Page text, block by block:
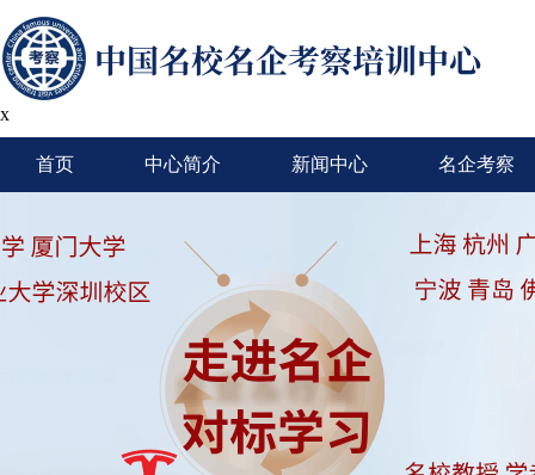
x
首页 中心简介 新闻中心 名企考察